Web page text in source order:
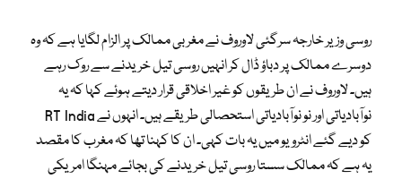
روسی وزیر خارجہ سرگئی لاوروف نے مغربی ممالک پر الزام لگایا ہے کہ وہ
دوسرے ممالک پر دباؤ ڈال کر انہیں روسی تیل خریدنے سے روک رہے
ہیں۔ لاوروف نے ان طریقوں کو غیر اخلاقی قرار دیتے ہوئے کہا کہ یہ
نوآبادیاتی اور نو نوآبادیاتی استحصالی طریقے ہیں۔ انہوں نے RT India
کو دیے گئے انٹرویو میں یہ بات کہی۔ ان کا کہنا تھا کہ مغرب کا مقصد
یہ ہے کہ ممالک سستا روسی تیل خریدنے کی بجائے مہنگا امریکی